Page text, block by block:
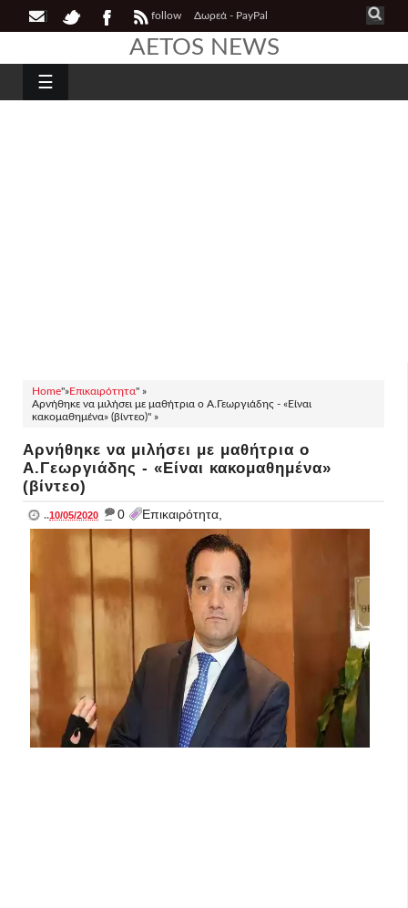
follow Δωρεά - PayPal
AETOS NEWS
☰
Home"»Επικαιρότητα" »
Αρνήθηκε να μιλήσει με μαθήτρια ο Α.Γεωργιάδης - «Είναι
κακομαθημένα» (βίντεο)" »
Αρνήθηκε να μιλήσει με μαθήτρια ο
Α.Γεωργιάδης - «Είναι κακομαθημένα»
(βίντεο)
..10/05/2020 _ 0 Επικαιρότητα,